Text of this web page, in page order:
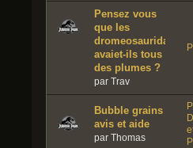
Pensez vous
que les
dromeosauridae
avaiet-ils tous
des plumes ?
par Trav
Bubble grains
avis et aide
par Thomas